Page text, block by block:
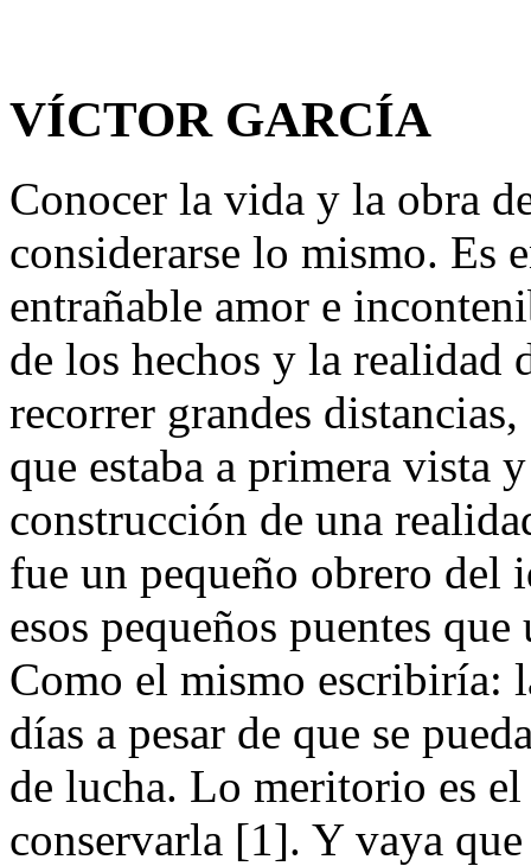
VÍCTOR GARCÍA
Conocer la vida y la obra
considerarse lo mismo. Es
entrañable amor e
de los hechos y la realidad
recorrer grandes
que estaba a primera vista
construcción de una
fue un pequeño obrero del
esos pequeños puentes
Como el mismo escribiría:
días a pesar de que se
de lucha. Lo meritorio es
conservarla [1]. Y vaya